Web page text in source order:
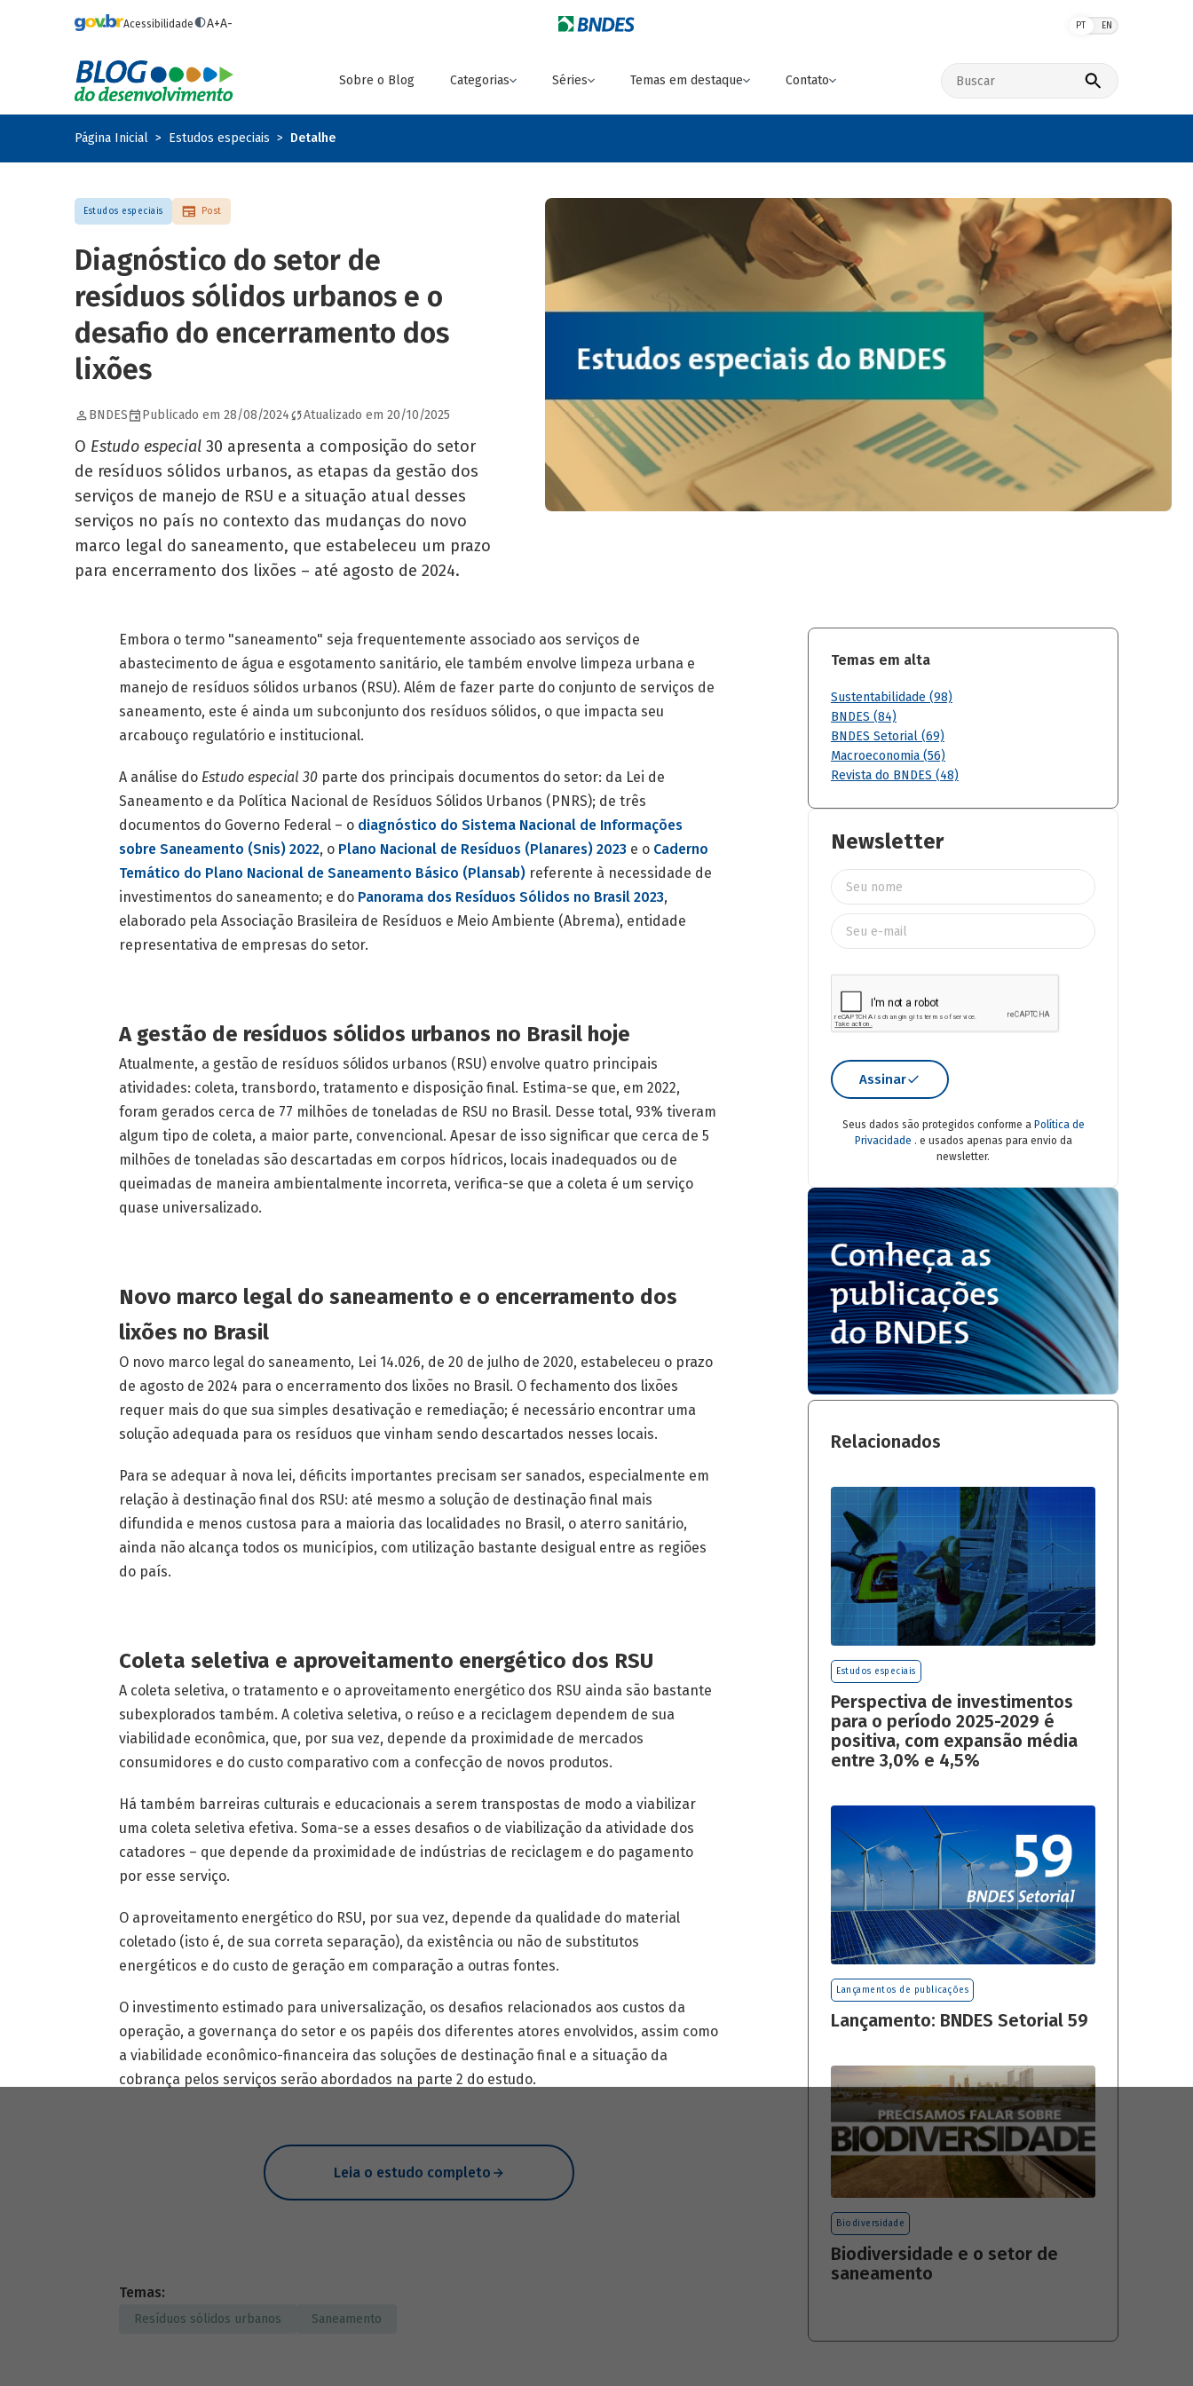
Acessibilidade A+A- PT EN
Sobre o Blog Categorias Séries Temas em destaque Contato
Buscar no site
Página Inicial Estudos especiais Detalhe
Estudos especiais Post
Diagnóstico do setor de
resíduos sólidos urbanos e o
desafio do encerramento dos
lixões
BNDES Publicado em 28/08/2024 Atualizado em 20/10/2025
O Estudo especial 30 apresenta a composição do setor
de resíduos sólidos urbanos, as etapas da gestão dos
serviços de manejo de RSU e a situação atual desses
serviços no país no contexto das mudanças do novo
marco legal do saneamento, que estabeleceu um prazo
para encerramento dos lixões – até agosto de 2024.
Embora o termo "saneamento" seja frequentemente associado aos serviços de
abastecimento de água e esgotamento sanitário, ele também envolve limpeza urbana e
manejo de resíduos sólidos urbanos (RSU). Além de fazer parte do conjunto de serviços de
saneamento, este é ainda um subconjunto dos resíduos sólidos, o que impacta seu
arcabouço regulatório e institucional.
A análise do Estudo especial 30 parte dos principais documentos do setor: da Lei de
Saneamento e da Política Nacional de Resíduos Sólidos Urbanos (PNRS); de três
documentos do Governo Federal – o diagnóstico do Sistema Nacional de Informações
sobre Saneamento (Snis) 2022, o Plano Nacional de Resíduos (Planares) 2023 e o Caderno
Temático do Plano Nacional de Saneamento Básico (Plansab) referente à necessidade de
investimentos do saneamento; e do Panorama dos Resíduos Sólidos no Brasil 2023,
elaborado pela Associação Brasileira de Resíduos e Meio Ambiente (Abrema), entidade
representativa de empresas do setor.
A gestão de resíduos sólidos urbanos no Brasil hoje
Atualmente, a gestão de resíduos sólidos urbanos (RSU) envolve quatro principais
atividades: coleta, transbordo, tratamento e disposição final. Estima-se que, em 2022,
foram gerados cerca de 77 milhões de toneladas de RSU no Brasil. Desse total, 93% tiveram
algum tipo de coleta, a maior parte, convencional. Apesar de isso significar que cerca de 5
milhões de toneladas são descartadas em corpos hídricos, locais inadequados ou de
queimadas de maneira ambientalmente incorreta, verifica-se que a coleta é um serviço
quase universalizado.
Novo marco legal do saneamento e o encerramento dos
lixões no Brasil
O novo marco legal do saneamento, Lei 14.026, de 20 de julho de 2020, estabeleceu o prazo
de agosto de 2024 para o encerramento dos lixões no Brasil. O fechamento dos lixões
requer mais do que sua simples desativação e remediação; é necessário encontrar uma
solução adequada para os resíduos que vinham sendo descartados nesses locais.
Para se adequar à nova lei, déficits importantes precisam ser sanados, especialmente em
relação à destinação final dos RSU: até mesmo a solução de destinação final mais
difundida e menos custosa para a maioria das localidades no Brasil, o aterro sanitário,
ainda não alcança todos os municípios, com utilização bastante desigual entre as regiões
do país.
Coleta seletiva e aproveitamento energético dos RSU
A coleta seletiva, o tratamento e o aproveitamento energético dos RSU ainda são bastante
subexplorados também. A coletiva seletiva, o reúso e a reciclagem dependem de sua
viabilidade econômica, que, por sua vez, depende da proximidade de mercados
consumidores e do custo comparativo com a confecção de novos produtos.
Há também barreiras culturais e educacionais a serem transpostas de modo a viabilizar
uma coleta seletiva efetiva. Soma-se a esses desafios o de viabilização da atividade dos
catadores – que depende da proximidade de indústrias de reciclagem e do pagamento
por esse serviço.
O aproveitamento energético do RSU, por sua vez, depende da qualidade do material
coletado (isto é, de sua correta separação), da existência ou não de substitutos
energéticos e do custo de geração em comparação a outras fontes.
O investimento estimado para universalização, os desafios relacionados aos custos da
operação, a governança do setor e os papéis dos diferentes atores envolvidos, assim como
a viabilidade econômico-financeira das soluções de destinação final e a situação da
cobrança pelos serviços serão abordados na parte 2 do estudo.
Leia o estudo completo
Temas:
Resíduos sólidos urbanos Saneamento
Temas em alta
Sustentabilidade (98)
BNDES (84)
BNDES Setorial (69)
Macroeconomia (56)
Revista do BNDES (48)
Newsletter
Assinar
Seus dados são protegidos conforme a Política de
Privacidade . e usados apenas para envio da
newsletter.
Relacionados
Estudos especiais
Perspectiva de investimentos
para o período 2025-2029 é
positiva, com expansão média
entre 3,0% e 4,5%
Lançamentos de publicações
Lançamento: BNDES Setorial 59
Biodiversidade
Biodiversidade e o setor de
saneamento